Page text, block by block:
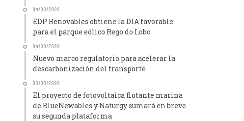
04/08/2026
EDP Renovables obtiene la DIA favorable
para el parque eólico Rego do Lobo
04/08/2026
Nuevo marco regulatorio para acelerar la
descarbonización del transporte
03/08/2026
El proyecto de fotovoltaica flotante marina
de BlueNewables y Naturgy sumará en breve
su segunda plataforma